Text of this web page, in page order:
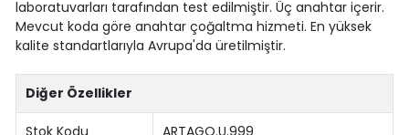
laboratuvarları tarafından test edilmiştir. Üç anahtar içerir.
Mevcut koda göre anahtar çoğaltma hizmeti. En yüksek
kalite standartlarıyla Avrupa'da üretilmiştir.
Diğer Özellikler
Stok Kodu ARTAGO.U.999